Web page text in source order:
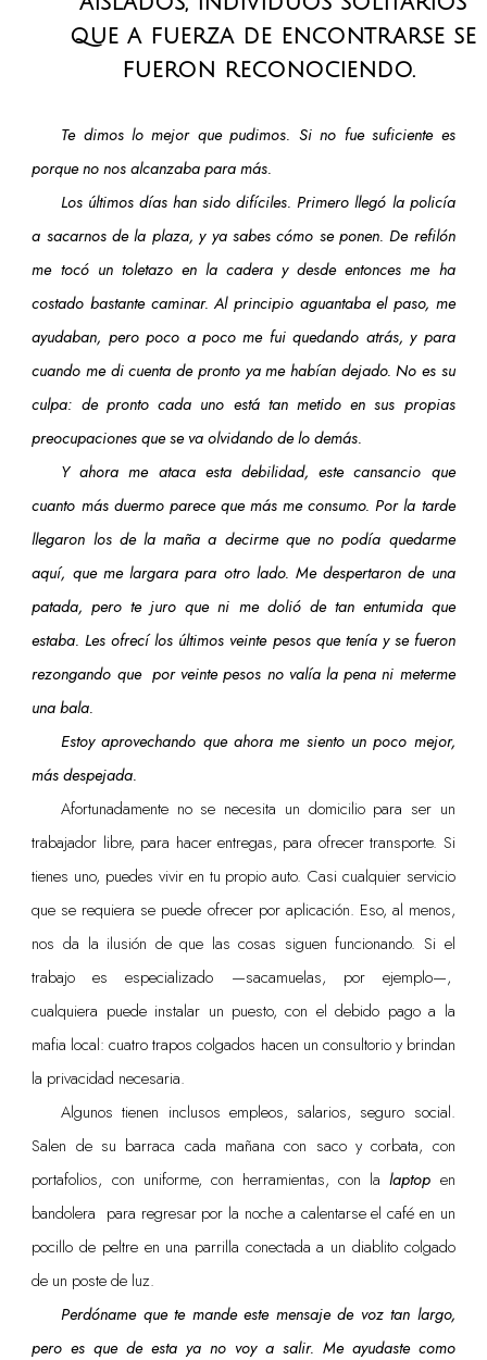
que a fuerza de encontrarse se
fueron reconociendo.
Te dimos lo mejor que pudimos. Si no fue suficiente es
porque no nos alcanzaba para más.
Los últimos días han sido difíciles. Primero llegó la policía
a sacarnos de la plaza, y ya sabes cómo se ponen. De refilón
me tocó un toletazo en la cadera y desde entonces me ha
costado bastante caminar. Al principio aguantaba el paso, me
ayudaban, pero poco a poco me fui quedando atrás, y para
cuando me di cuenta de pronto ya me habían dejado. No es su
culpa: de pronto cada uno está tan metido en sus propias
preocupaciones que se va olvidando de lo demás.
Y ahora me ataca esta debilidad, este cansancio que
cuanto más duermo parece que más me consumo. Por la tarde
llegaron los de la maña a decirme que no podía quedarme
aquí, que me largara para otro lado. Me despertaron de una
patada, pero te juro que ni me dolió de tan entumida que
estaba. Les ofrecí los últimos veinte pesos que tenía y se fueron
rezongando que por veinte pesos no valía la pena ni meterme
una bala.
Estoy aprovechando que ahora me siento un poco mejor,
más despejada.
Afortunadamente no se necesita un domicilio para ser un
trabajador libre, para hacer entregas, para ofrecer transporte. Si
tienes uno, puedes vivir en tu propio auto. Casi cualquier servicio
que se requiera se puede ofrecer por aplicación. Eso, al menos,
nos da la ilusión de que las cosas siguen funcionando. Si el
trabajo es especializado —sacamuelas, por ejemplo—,
cualquiera puede instalar un puesto, con el debido pago a la
mafia local: cuatro trapos colgados hacen un consultorio y brindan
la privacidad necesaria.
Algunos tienen inclusos empleos, salarios, seguro social.
Salen de su barraca cada mañana con saco y corbata, con
portafolios, con uniforme, con herramientas, con lalaptop en
bandolera para regresar por la noche a calentarse el café en un
pocillo de peltre en una parrilla conectada a un diablito colgado
de un poste de luz.
Perdóname que te mande este mensaje de voz tan largo,
pero es que de esta ya no voy a salir. Me ayudaste como